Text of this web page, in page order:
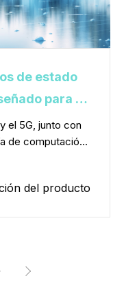
de estado
para un
amplias
85°C
el 5G, junto con
de computació...
del producto